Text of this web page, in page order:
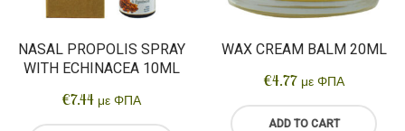
NASAL PROPOLIS SPRAY
WITH ECHINACEA 10ML
€7.44 με ΦΠΑ
WAX CREAM BALM 20ML
€4.77 με ΦΠΑ
ADD TO CART